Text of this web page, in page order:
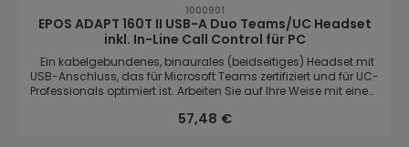
1000901
EPOS ADAPT 160T II USB-A Duo Teams/UC Headset
inkl. In-Line Call Control für PC
Ein kabelgebundenes, binaurales (beidseitiges) Headset mit
USB-Anschluss, das für Microsoft Teams zertifiziert und für UC-
Professionals optimiert ist. Arbeiten Sie auf Ihre Weise mit einem
Stereo-Sound für die Anforderungen des heutigen Hybrid-
Regulärer Preis:
57,48 €